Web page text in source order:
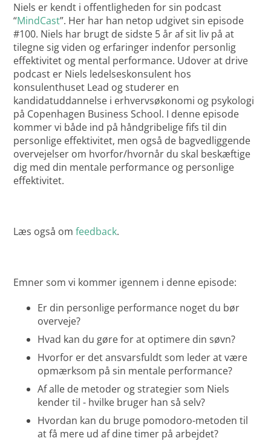
Niels er kendt i offentligheden for sin podcast
“MindCast”. Her har han netop udgivet sin episode
#100. Niels har brugt de sidste 5 år af sit liv på at
tilegne sig viden og erfaringer indenfor personlig
effektivitet og mental performance. Udover at drive
podcast er Niels ledelseskonsulent hos
konsulenthuset Lead og studerer en
kandidatuddannelse i erhvervsøkonomi og psykologi
på Copenhagen Business School. I denne episode
kommer vi både ind på håndgribelige fifs til din
personlige effektivitet, men også de bagvedliggende
overvejelser om hvorfor/hvornår du skal beskæftige
dig med din mentale performance og personlige
effektivitet.
Læs også omfeedback.
Emner som vi kommer igennem i denne episode:
Er din personlige performance noget du bør
overveje?
Hvad kan du gøre for at optimere din søvn?
Hvorfor er det ansvarsfuldt som leder at være
opmærksom på sin mentale performance?
Af alle de metoder og strategier som Niels
kender til - hvilke bruger han så selv?
Hvordan kan du bruge pomodoro-metoden til
at få mere ud af dine timer på arbejdet?